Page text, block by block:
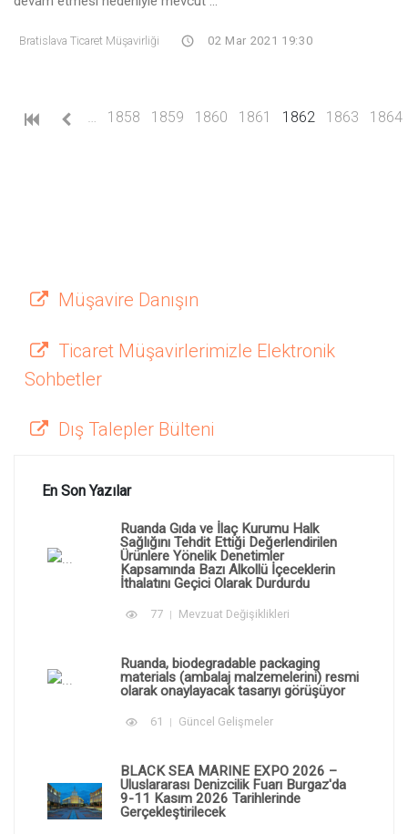
Bratislava Ticaret Müşavirliği 02 Mar 2021 19:30
1858 1859 1860 1861 1862 (current)
1863 1864
Müşavire Danışın
Ticaret Müşavirlerimizle Elektronik
Sohbetler
Dış Talepler Bülteni
En Son Yazılar
Ruanda Gıda ve İlaç Kurumu Halk
Sağlığını Tehdit Ettiği Değerlendirilen
Ürünlere Yönelik Denetimler
Kapsamında Bazı Alkollü İçeceklerin
İthalatını Geçici Olarak Durdurdu
77 Mevzuat Değişiklikleri
Ruanda, biodegradable packaging
materials (ambalaj malzemelerini) resmi
olarak onaylayacak tasarıyı görüşüyor
61 Güncel Gelişmeler
BLACK SEA MARINE EXPO 2026 –
Uluslararası Denizcilik Fuarı Burgaz'da
9-11 Kasım 2026 Tarihlerinde
Gerçekleştirilecek